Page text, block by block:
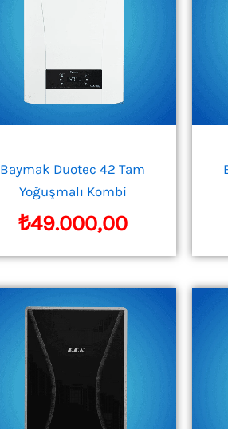
Baymak Duotec 42 Tam
Yoğuşmalı Kombi
₺49.000,00